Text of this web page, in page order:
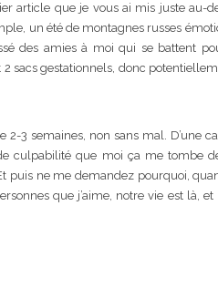
article que je vous ai mis juste au-
un été de montagnes russes
des amies à moi qui se battent
sacs gestationnels, donc
3 semaines, non sans mal. D’une
culpabilité que moi ça me tombe
ne me demandez pourquoi,
que j’aime, notre vie est là,